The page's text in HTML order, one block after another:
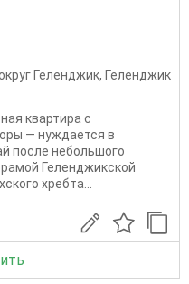
Геленджик, Геленджик
квартира с
— нуждается в
после небольшого
Геленджикской
хребта...